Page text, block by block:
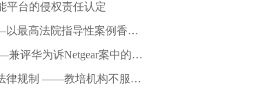
平台的侵权责任认定
最高法院指导性案例香兰
评华为诉Netgear案中的反
律规制 ——教培机构不服行